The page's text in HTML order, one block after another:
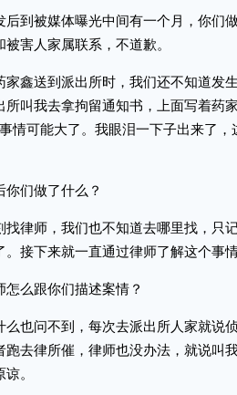
被媒体曝光中间有一个月，你们
害人家属联系，不道歉。
送到派出所时，我们还不知道发
所叫我去拿拘留通知书，上面写着药
情可能大了。我眼泪一下子出来了
们做了什么？
师，我们也不知道去哪里找，只
。接下来就一直通过律师了解这个事情
么跟你们描述案情？
问不到，每次去派出所人家就说
跑去律所催，律师也没办法，就说叫
。